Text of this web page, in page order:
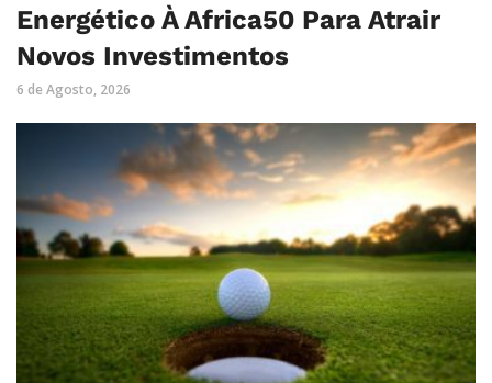
Energético À Africa50 Para Atrair
Novos Investimentos
6 de Agosto, 2026